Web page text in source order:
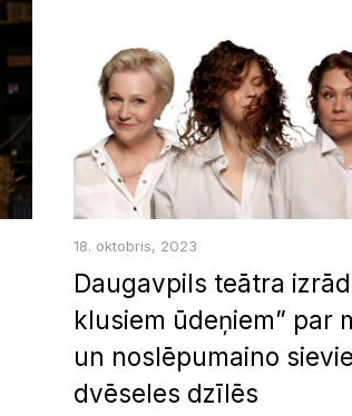
18. oktobris, 2023
Daugavpils teātra
klusiem ūdeņiem” par
un noslēpumaino
dvēseles dzīlēs